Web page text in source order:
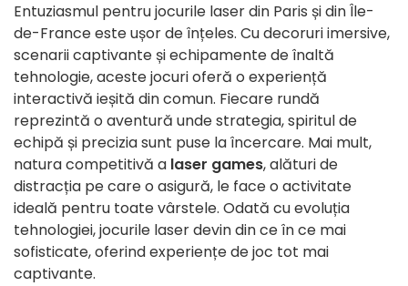
Entuziasmul pentru jocurile laser din Paris și din Île-
de-France este ușor de înțeles. Cu decoruri imersive,
scenarii captivante și echipamente de înaltă
tehnologie, aceste jocuri oferă o experiență
interactivă ieșită din comun. Fiecare rundă
reprezintă o aventură unde strategia, spiritul de
echipă și precizia sunt puse la încercare. Mai mult,
natura competitivă a laser games, alături de
distracția pe care o asigură, le face o activitate
ideală pentru toate vârstele. Odată cu evoluția
tehnologiei, jocurile laser devin din ce în ce mai
sofisticate, oferind experiențe de joc tot mai
captivante.